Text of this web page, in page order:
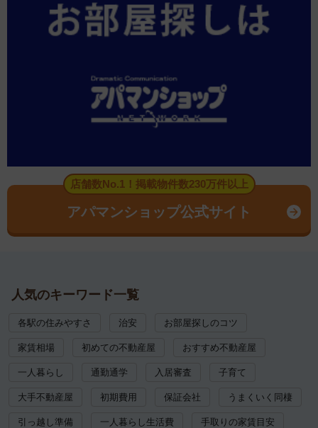
店舗数No.1！掲載物件数230万件以上
アパマンショップ公式サイト
人気のキーワード一覧
各駅の住みやすさ 治安 お部屋探しのコツ
家賃相場 初めての不動産屋 おすすめ不動産屋
一人暮らし 通勤通学 入居審査 子育て
大手不動産屋 初期費用 保証会社 うまくいく同棲
引っ越し準備 一人暮らし生活費 手取りの家賃目安